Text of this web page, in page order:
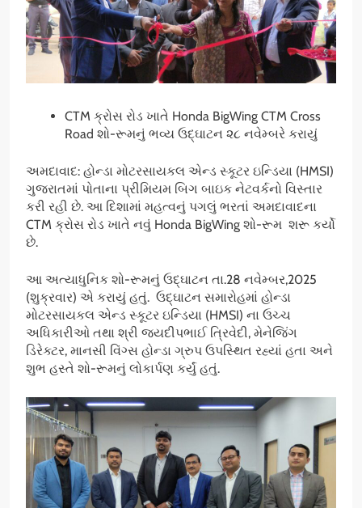
CTM ક્રોસ રોડ ખાતે Honda BigWing CTM Cross
Road શો-રૂમનું ભવ્ય ઉદ્ઘાટન ૨૮ નવેમ્બરે કરાયું
અમદાવાદ: હોન્ડા મોટરસાયકલ એન્ડ સ્કૂટર ઇન્ડિયા (HMSI)
ગુજરાતમાં પોતાના પ્રીમિયમ બિગ બાઇક નેટવર્કનો વિસ્તાર
કરી રહી છે. આ દિશામાં મહત્વનું પગલું ભરતાં અમદાવાદના
CTM ક્રોસ રોડ ખાતે નવું Honda BigWing શો-રૂમ શરૂ કર્યો
છે.
આ અત્યાધુનિક શો-રૂમનું ઉદ્ઘાટન તા.28 નવેમ્બર,2025
(શુક્રવાર) એ કરાયું હતું. ઉદ્ઘાટન સમારોહમાં હોન્ડા
મોટરસાયકલ એન્ડ સ્કૂટર ઇન્ડિયા (HMSI) ના ઉચ્ચ
અધિકારીઓ તથા શ્રી જયદીપભાઈ ત્રિવેદી, મેનેજિંગ
ડિરેક્ટર, માનસી વિંગ્સ હોન્ડા ગ્રુપ ઉપસ્થિત રહ્યાં હતા અને
શુભ હસ્તે શો-રૂમનું લોકાર્પણ કર્યું હતું.